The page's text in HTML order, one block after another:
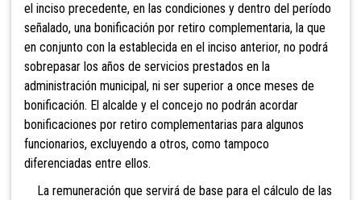
el inciso precedente, en las condiciones y dentro del período
señalado, una bonificación por retiro complementaria, la que
en conjunto con la establecida en el inciso anterior, no podrá
sobrepasar los años de servicios prestados en la
administración municipal, ni ser superior a once meses de
bonificación. El alcalde y el concejo no podrán acordar
bonificaciones por retiro complementarias para algunos
funcionarios, excluyendo a otros, como tampoco
diferenciadas entre ellos.
La remuneración que servirá de base para el cálculo de las